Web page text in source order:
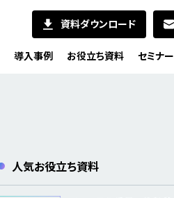
資料ダウンロード
導入事例 お役立ち資料 セミナー
人気お役立ち資料